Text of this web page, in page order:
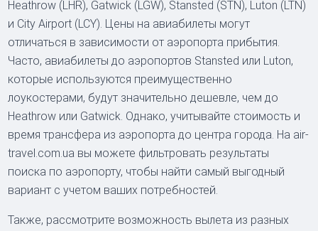
Heathrow (LHR), Gatwick (LGW), Stansted (STN), Luton (LTN)
и City Airport (LCY). Цены на авиабилеты могут
отличаться в зависимости от аэропорта прибытия.
Часто, авиабилеты до аэропортов Stansted или Luton,
которые используются преимущественно
лоукостерами, будут значительно дешевле, чем до
Heathrow или Gatwick. Однако, учитывайте стоимость и
время трансфера из аэропорта до центра города. На air-
travel.com.ua вы можете фильтровать результаты
поиска по аэропорту, чтобы найти самый выгодный
вариант с учетом ваших потребностей.
Также, рассмотрите возможность вылета из разных